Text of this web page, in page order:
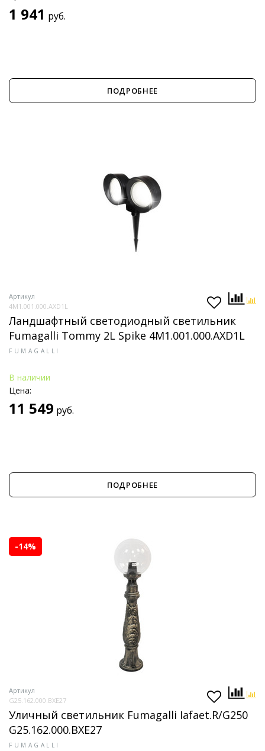
1 941 руб.
ПОДРОБНЕЕ
Артикул
4M1.001.000.AXD1L
Ландшафтный светодиодный светильник
Fumagalli Tommy 2L Spike 4M1.001.000.AXD1L
FUMAGALLI
В наличии
Цена:
11 549 руб.
ПОДРОБНЕЕ
-14%
Артикул
G25.162.000.BXE27
Уличный светильник Fumagalli Iafaet.R/G250
G25.162.000.BXE27
FUMAGALLI